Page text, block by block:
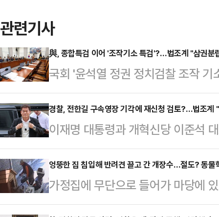
관련기사
與, 종합특검 이어 '조작기소 특검'?…법조계 "삼권분
국회 '윤석열 정권 정치검찰 조작
(국조특위) 소속 여당 의원들이 검
하며 특별검사 출범의 필요성을 언
당은 조작기소 특검 (언급을 통해
국가폭력, 정권의 만행이라고 단정
정한 상태"라며 "이건 일반적인 사
에 종속되는 결과가 초래될 수 있는
보인다"고 우려했다.2…
경찰, 전한길 구속영장 기각에 재신청 검토?…법조계
이재명 대통령과 개혁신당 이준석
받아온 한국사 강사 출신 유튜버 전
구가 기각됐다. 경찰은 영장 기각
장 재신청 여부를 결정할 방침인데,
도 기각될 가능성이 매우 크다"고
엉뚱한 집 침입해 반려견 끌고 간 개장수…절도? 동
가정집에 무단으로 들어가 마당에
장수'가 경찰에 붙잡혔다. 단순 절